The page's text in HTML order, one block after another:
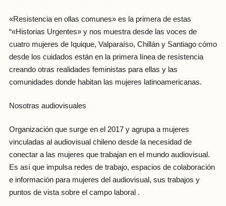
«Resistencia en ollas comunes» es la primera de estas
“«Historias Urgentes» y nos muestra desde las voces de
cuatro mujeres de Iquique, Valparaíso, Chillán y Santiago cómo
desde los cuidados están en la primera línea de resistencia
creando otras realidades feministas para ellas y las
comunidades donde habitan las mujeres latinoamericanas.
Nosotras audiovisuales
Organización que surge en el 2017 y agrupa a mujeres
vinculadas al audiovisual chileno desde la necesidad de
conectar a las mujeres que trabajan en el mundo audiovisual.
Es así que impulsa redes de trabajo, espacios de colaboración
e información para mujeres del audiovisual, sus trabajos y
puntos de vista sobre el campo laboral .